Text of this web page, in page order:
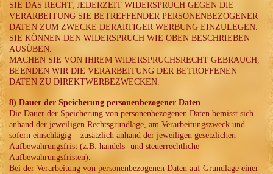
SIE DAS RECHT, JEDERZEIT WIDERSPRUCH GEGEN DIE
VERARBEITUNG SIE BETREFFENDER PERSONENBEZOGENER
DATEN ZUM ZWECKE DERARTIGER WERBUNG EINZULEGEN.
SIE KÖNNEN DEN WIDERSPRUCH WIE OBEN BESCHRIEBEN
AUSÜBEN.
MACHEN SIE VON IHREM WIDERSPRUCHSRECHT GEBRAUCH,
BEENDEN WIR DIE VERARBEITUNG DER BETROFFENEN
DATEN ZU DIREKTWERBEZWECKEN.
8) Dauer der Speicherung personenbezogener Daten
Die Dauer der Speicherung von personenbezogenen Daten bemisst sich
anhand der jeweiligen Rechtsgrundlage, am Verarbeitungszweck und –
sofern einschlägig – zusätzlich anhand der jeweiligen gesetzlichen
Aufbewahrungsfrist (z.B. handels- und steuerrechtliche
Aufbewahrungsfristen).
Bei der Verarbeitung von personenbezogenen Daten auf Grundlage einer